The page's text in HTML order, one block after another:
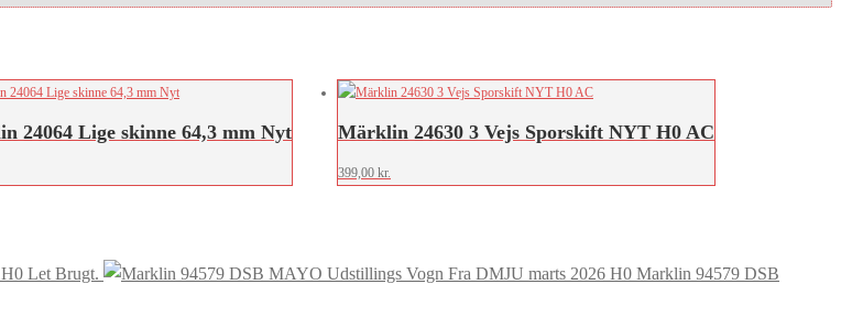
24064 Lige skinne 64,3 mm Nyt Märklin 24630 3 Vejs Sporskift NYT H0 AC
399,00 kr.
Let Brugt.
Marklin 94579 DSB